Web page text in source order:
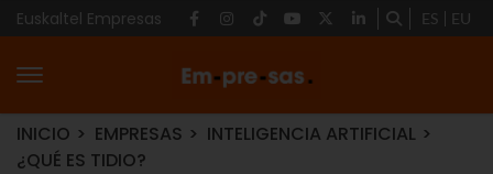
Euskaltel Empresas ES EU
INICIO EMPRESAS
INTELIGENCIA ARTIFICIAL
¿QUÉ ES TIDIO?